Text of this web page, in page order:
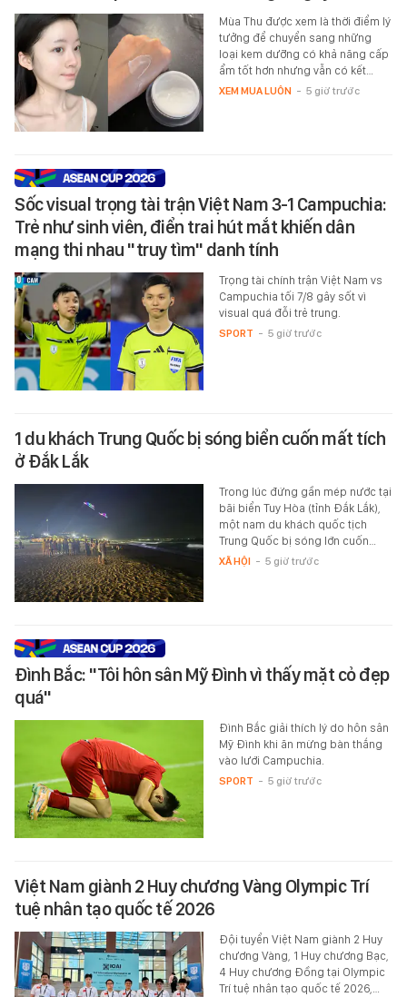
Mùa Thu được xem là thời điểm lý
tưởng để chuyển sang những
loại kem dưỡng có khả năng cấp
ẩm tốt hơn nhưng vẫn có kết…
XEM MUA LUÔN - 5 giờ trước
Sốc visual trọng tài trận Việt Nam 3-1 Campuchia:
Trẻ như sinh viên, điển trai hút mắt khiến dân
mạng thi nhau "truy tìm" danh tính
Trọng tài chính trận Việt Nam vs
Campuchia tối 7/8 gây sốt vì
visual quá đỗi trẻ trung.
SPORT - 5 giờ trước
1 du khách Trung Quốc bị sóng biển cuốn mất tích
ở Đắk Lắk
Trong lúc đứng gần mép nước tại
bãi biển Tuy Hòa (tỉnh Đắk Lắk),
một nam du khách quốc tịch
Trung Quốc bị sóng lớn cuốn…
XÃ HỘI - 5 giờ trước
Đình Bắc: "Tôi hôn sân Mỹ Đình vì thấy mặt cỏ đẹp
quá"
Đình Bắc giải thích lý do hôn sân
Mỹ Đình khi ăn mừng bàn thắng
vào lưới Campuchia.
SPORT - 5 giờ trước
Việt Nam giành 2 Huy chương Vàng Olympic Trí
tuệ nhân tạo quốc tế 2026
Đội tuyển Việt Nam giành 2 Huy
chương Vàng, 1 Huy chương Bạc,
4 Huy chương Đồng tại Olympic
Trí tuệ nhân tạo quốc tế 2026,…